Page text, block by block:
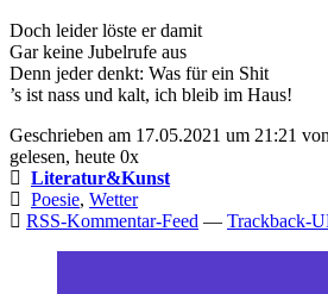
Doch leider löste er damit
Gar keine Jubelrufe aus
Denn jeder denkt: Was für ein Shit
’s ist nass und kalt, ich bleib im Haus!
Geschrieben am 17.05.2021 um 21:21
gelesen, heute 0x
Literatur&Kunst
Poesie, Wetter
RSS-Kommentar-Feed — Trackback-